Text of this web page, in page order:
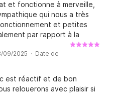
et fonctionne à merveille,
qui nous a très
et petites
par rapport à la
.
09/2025 · Date de
est réactif et de bon
relouerons avec plaisir si